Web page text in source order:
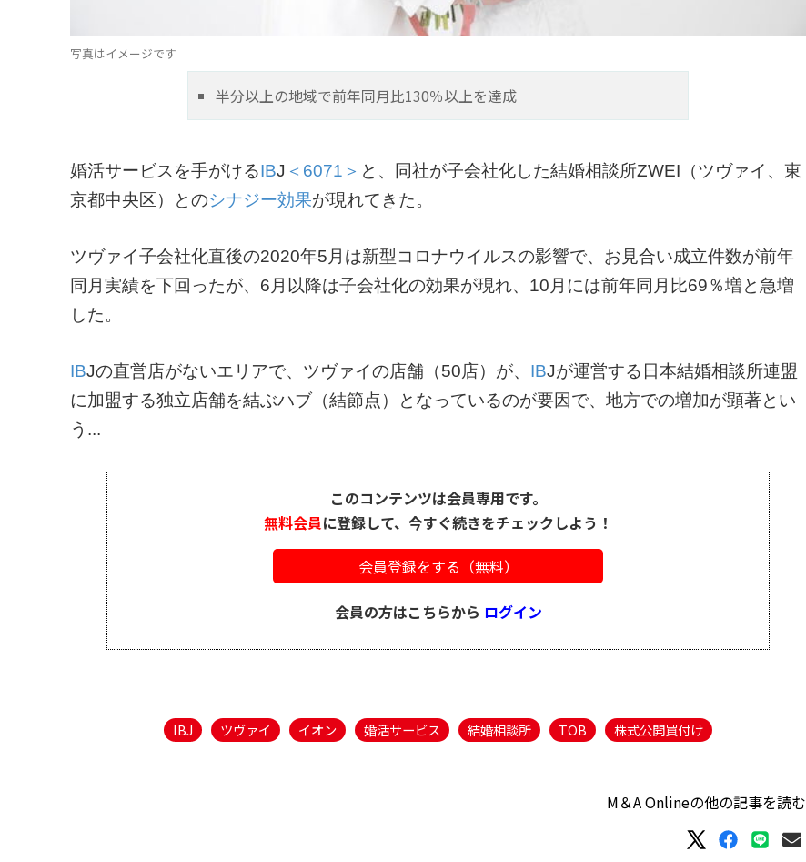
写真はイメージです
半分以上の地域で前年同月比130％以上を達成
婚活サービスを手がけるIBJ ＜6071＞ と、同社が子会社化した結婚相談所ZWEI（ツヴァイ、東
京都中央区）とのシナジー効果が現れてきた。
ツヴァイ子会社化直後の2020年5月は新型コロナウイルスの影響で、お見合い成立件数が前年
同月実績を下回ったが、6月以降は子会社化の効果が現れ、10月には前年同月比69％増と急増
した。
IBJの直営店がないエリアで、ツヴァイの店舗（50店）が、 IBJが運営する日本結婚相談所連盟
に加盟する独立店舗を結ぶハブ（結節点）となっているのが要因で、地方での増加が顕著とい
う...
このコンテンツは会員専用です。
無料会員に登録して、今すぐ続きをチェックしよう！
会員登録をする（無料）
会員の方はこちらから ログイン
IBJ ツヴァイ イオン 婚活サービス 結婚相談所 TOB 株式公開買付け
M＆A Onlineの他の記事を読む